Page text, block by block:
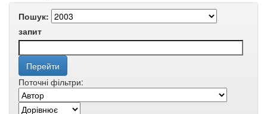
Пошук:
запит
Поточні фільтри: